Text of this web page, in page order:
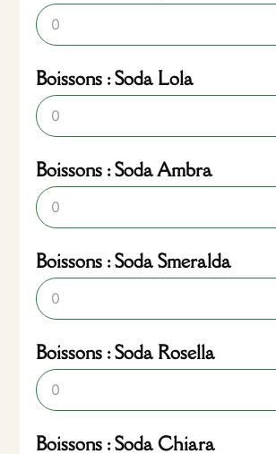
Boissons : Soda Lola
Boissons : Soda Ambra
Boissons : Soda Smeralda
Boissons : Soda Rosella
Boissons : Soda Chiara